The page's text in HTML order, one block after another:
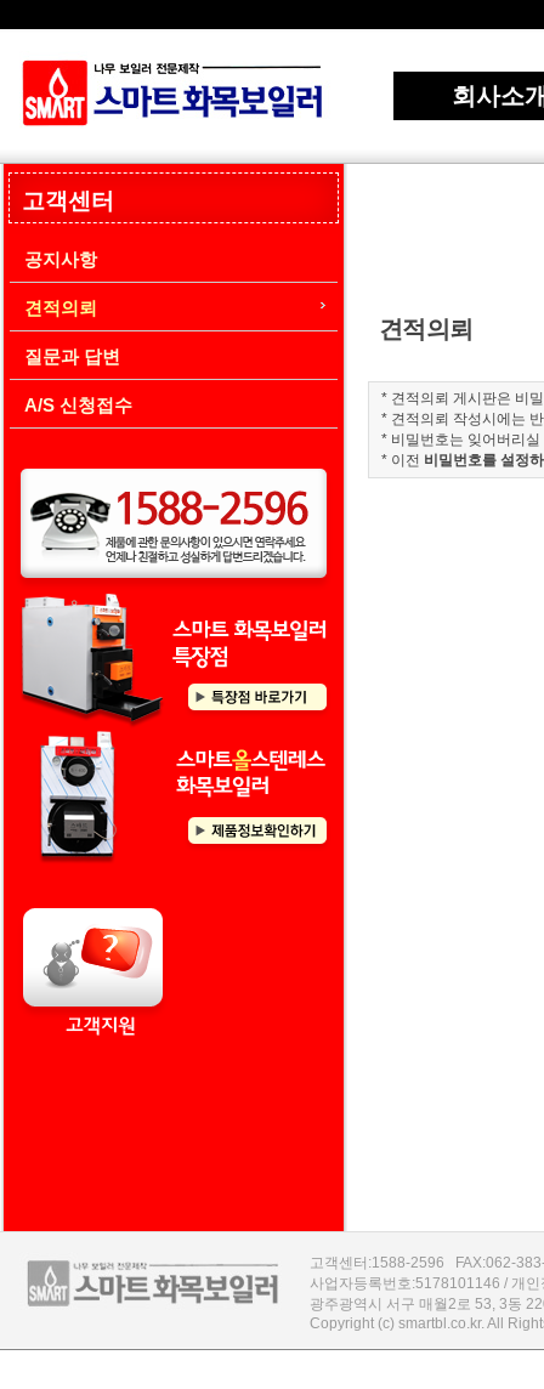
회사소
고객센터
공지사항
견적의뢰
질문과 답변
A/S 신청접수
견적의뢰
* 견적의뢰 게시판은 비
* 견적의뢰 작성시에는
* 비밀번호는 잊어버리
* 이전 비밀번호를 설정
고객센터:1588-2596 FAX:062-
사업자등록번호:5178101146 / 개
광주광역시 서구 매월2로 53, 3동
Copyright (c) smartbl.co.kr. All